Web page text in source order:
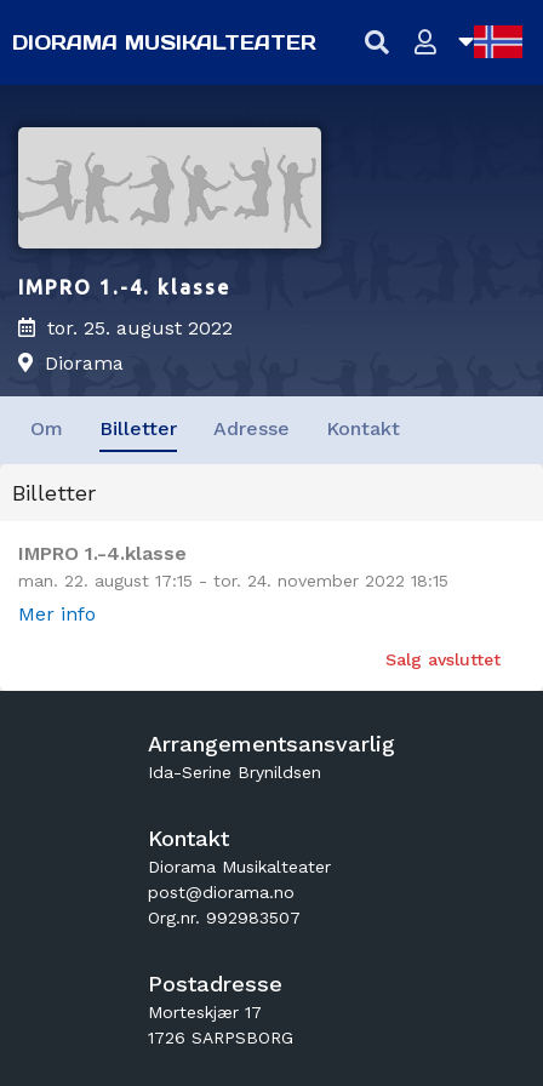
DIORAMA MUSIKALTEATER
IMPRO 1.-4. klasse
tor. 25. august 2022
Diorama
Om Billetter Adresse Kontakt
Billetter
IMPRO 1.-4.klasse
man. 22. august 17:15 - tor. 24. november 2022 18:15
Mer info
Salg avsluttet
Arrangementsansvarlig
Ida-Serine Brynildsen
Kontakt
Diorama Musikalteater
post@diorama.no
Org.nr. 992983507
Postadresse
Morteskjær 17
1726 SARPSBORG